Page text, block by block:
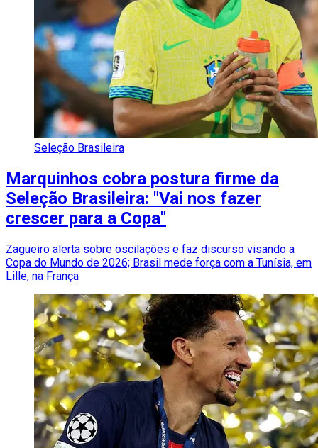
Seleção Brasileira
Marquinhos cobra postura firme da
Seleção Brasileira: "Vai nos fazer
crescer para a Copa"
Zagueiro alerta sobre oscilações e faz discurso visando a
Copa do Mundo de 2026; Brasil mede força com a Tunísia, em
Lille, na França